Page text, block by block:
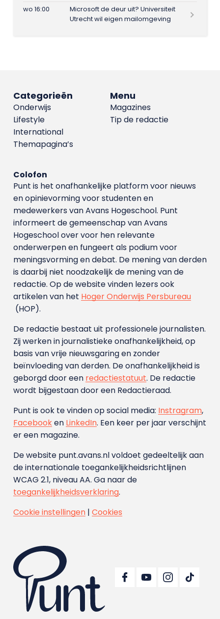
wo 16:00
Microsoft de deur uit? Universiteit
Utrecht wil eigen mailomgeving
Menu
Magazines
Tip de redactie
Categorieën
Onderwijs
Lifestyle
International
Themapagina’s
Colofon
Punt is het onafhankelijke platform voor nieuws
en opinievorming voor studenten en
medewerkers van Avans Hoge­school. Punt
informeert de gemeenschap van Avans
Hogeschool over voor hen relevante
onderwerpen en fungeert als podium voor
meningsvorming en debat. De mening van derden
is daarbij niet noodzakelijk de mening van de
redactie. Op de website vinden lezers ook
artikelen van het Hoger Onderwijs Persbureau
(HOP).
De redactie bestaat uit professionele journalisten.
Zij werken in journalistieke onafhankelijkheid, op
basis van vrije nieuwsgaring en zonder
beïnvloeding van derden. De onafhankelijkheid is
geborgd door een redactiestatuut. De redactie
wordt bijgestaan door een Redactieraad.
Punt is ook te vinden op social media: Instragram,
Facebooken LinkedIn. Een keer per jaar verschijnt
er een magazine.
De website punt.avans.nl voldoet gedeeltelijk aan
de internationale toegankelijkheidsrichtlijnen
WCAG 2.1, niveau AA. Ga naar de
toegankelijkheidsverklaring.
Cookie instellingen| Cookies